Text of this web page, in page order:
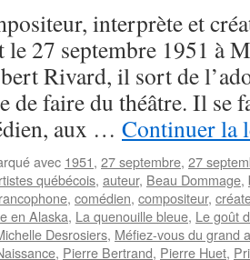
interprète et
27 septembre 1951 à
Rivard, il sort de
de faire du théâtre. Il se
aux … Continuer la
avec 1951, 27 septembre, 27
québécois, auteur, Beau Dommage,
, comédien, compositeur,
en Alaska, La quenouille bleue, Le goût
Desrosiers, Méfiez-vous du grand
, Pierre Bertrand, Pierre Huet,